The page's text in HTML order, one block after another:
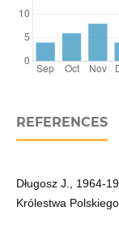
REFERENCES
Długosz J., 1964-
Królestwa